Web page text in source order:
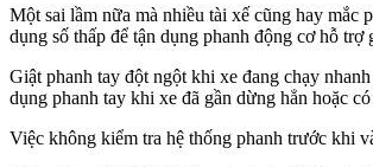
Một sai lầm nữa mà nhiều tài xế cũng hay mắc
dụng số thấp để tận dụng phanh động cơ hỗ trợ
Giật phanh tay đột ngột khi xe đang chạy
dụng phanh tay khi xe đã gần dừng hẳn hoặc
Việc không kiểm tra hệ thống phanh trước khi